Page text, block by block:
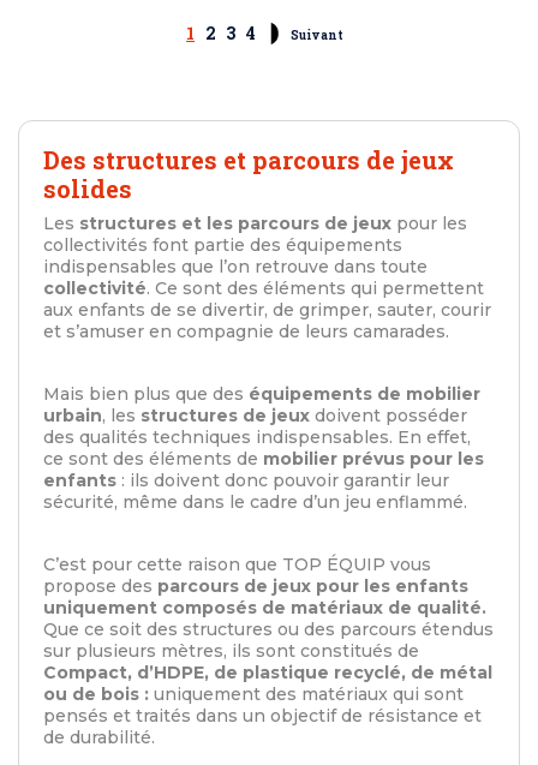
1 2 3 4 Suivant
Des structures et parcours de jeux
solides
Les structures et les parcours de jeux pour les
collectivités font partie des équipements
indispensables que l’on retrouve dans toute
collectivité. Ce sont des éléments qui permettent
aux enfants de se divertir, de grimper, sauter, courir
et s’amuser en compagnie de leurs camarades.
Mais bien plus que des équipements de mobilier
urbain, les structures de jeux doivent posséder
des qualités techniques indispensables. En effet,
ce sont des éléments de mobilier prévus pour les
enfants : ils doivent donc pouvoir garantir leur
sécurité, même dans le cadre d’un jeu enflammé.
C’est pour cette raison que TOP ÉQUIP vous
propose des parcours de jeux pour les enfants
uniquement composés de matériaux de qualité.
Que ce soit des structures ou des parcours étendus
sur plusieurs mètres, ils sont constitués de
Compact, d’HDPE, de plastique recyclé, de métal
ou de bois : uniquement des matériaux qui sont
pensés et traités dans un objectif de résistance et
de durabilité.